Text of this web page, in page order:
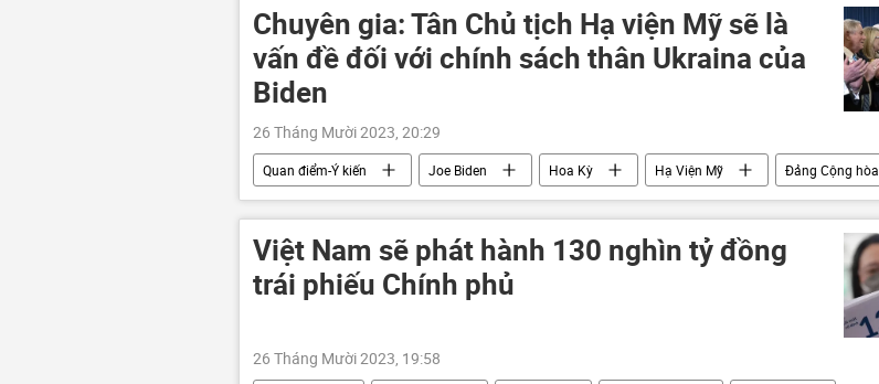
xung đột quân sự
xung đột
Chuyên gia: Tân Chủ tịch Hạ viện Mỹ sẽ là
vấn đề đối với chính sách thân Ukraina của
Biden
26 Tháng Mười 2023, 20:29
Quan điểm-Ý kiến Joe Biden Hoa Kỳ Hạ Viện Mỹ
Đảng Cộng hòa
Thế giới
Chính trị Israel Ukraina
Việt Nam sẽ phát hành 130 nghìn tỷ đồng
trái phiếu Chính phủ
26 Tháng Mười 2023, 19:58